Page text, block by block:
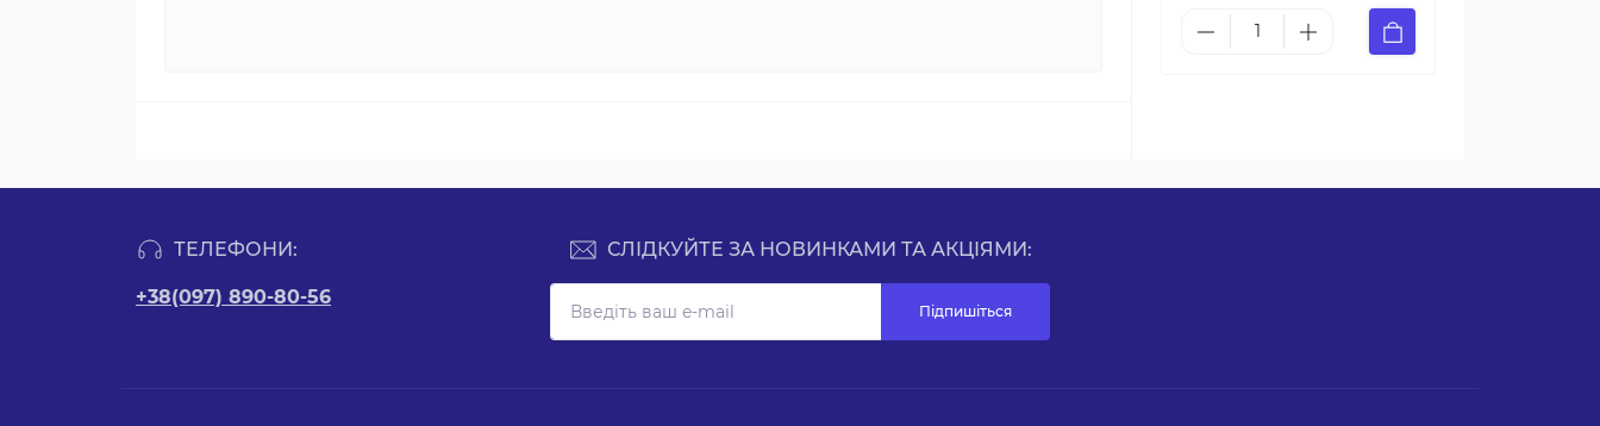
ТЕЛЕФОНИ:
+38(097) 890-80-56
СЛІДКУЙТЕ ЗА НОВИНКАМИ ТА АКЦІЯМИ:
Підпишіться